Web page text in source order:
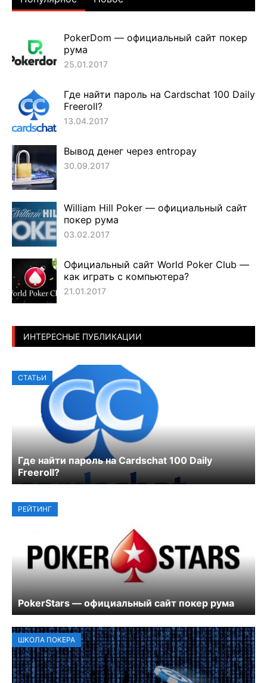
PokerDom — официальный сайт покер
рума
25.01.2017
Где найти пароль на Cardschat 100 Daily
Freeroll?
13.04.2017
Вывод денег через entropay
30.09.2017
William Hill Poker — официальный сайт
покер рума
03.02.2017
Официальный сайт World Poker Club —
как играть с компьютера?
21.01.2017
ИНТЕРЕСНЫЕ ПУБЛИКАЦИИ
СТАТЬИ
Где найти пароль на Cardschat 100 Daily
Freeroll?
РЕЙТИНГ
PokerStars — официальный сайт покер рума
ШКОЛА ПОКЕРА